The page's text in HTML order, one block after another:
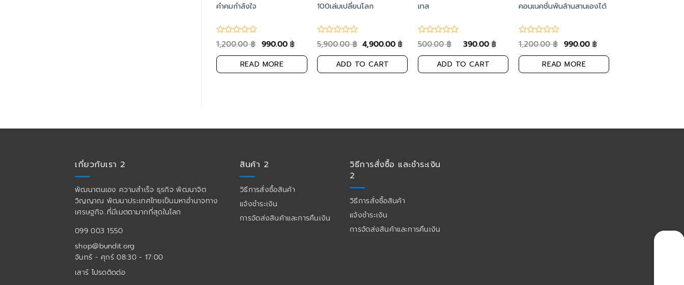
คำคมกำลังใจ
1,200.00฿ 990.00฿
READ MORE
100เล่มเปลี่ยนโลก
5,900.00฿ 4,900.00฿
ADD TO CART
เทส
500.00฿ 390.00฿
ADD TO CART
คอนเนคชั่นพันล้านสานเองได้
1,200.00฿ 990.00฿
READ MORE
เกี่ยวกับเรา 2
พัฒนาตนเอง ความสำเร็จ ธุรกิจ พัฒนาจิต
วิญญาณ พัฒนาประเทศไทยเป็นมหาอำนาจทาง
เศรษฐกิจ..ที่มีเมตตามากที่สุดในโลก
099 003 1550
shop@bundit.org
จันทร์ - ศุกร์ 08:30 - 17:00
เสาร์ โปรดติดต่อ
สินค้า 2
วิธีการสั่งซื้อสินค้า
แจ้งชำระเงิน
การจัดส่งสินค้าและการคืนเงิน
วิธีการสั่งซื้อ และชำระเงิน
2
วิธีการสั่งซื้อสินค้า
แจ้งชำระเงิน
การจัดส่งสินค้าและการคืนเงิน